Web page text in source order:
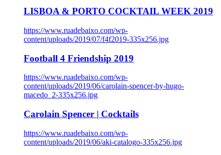
LISBOA & PORTO COCKTAIL WEEK 2019
https://www.ruadebaixo.com/wp-
content/uploads/2019/07/f4f2019-335x256.jpg
Football 4 Friendship 2019
https://www.ruadebaixo.com/wp-
content/uploads/2019/06/carolain-spencer-by-hugo-
macedo_2-335x256.jpg
Carolain Spencer | Cocktails
https://www.ruadebaixo.com/wp-
content/uploads/2019/06/aki-catalogo-335x256.jpg